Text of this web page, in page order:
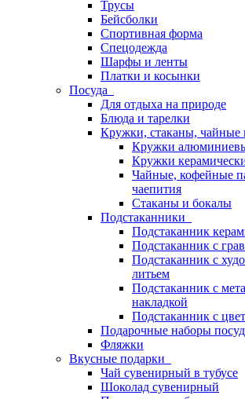
Трусы
Бейсболки
Спортивная форма
Спецодежда
Шарфы и ленты
Платки и косынки
Посуда
Для отдыха на природе
Блюда и тарелки
Кружки, стаканы, чайные
Кружки
Кружки
Чайные, кофейные
чаепития
Стаканы и бокалы
Подстаканники
Подстаканник
Подстаканник c
Подстаканник с
литьем
Подстаканник с
накладкой
Подстаканник с
Подарочные наборы
Фляжки
Вкусные подарки
Чай сувенирный в тубусе
Шоколад сувенирный